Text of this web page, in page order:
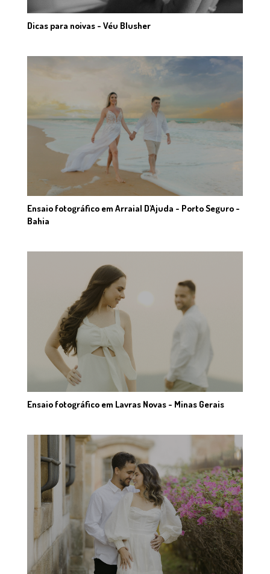
Dicas para noivas - Véu Blusher
Ensaio fotográfico em Arraial D'Ajuda - Porto Seguro -
Bahia
Ensaio fotográfico em Lavras Novas - Minas Gerais